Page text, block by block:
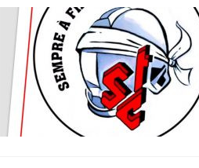
sur
d’œuvrer
en
gestion